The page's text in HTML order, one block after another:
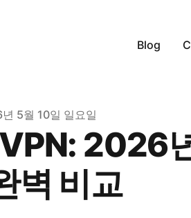
Blog
5월 10일 일요일
2026
벽 비교